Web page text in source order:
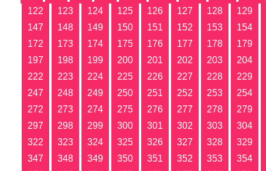
122
123 124 125 126 127 128 129
147
148 149 150 151 152 153 154
172
173 174 175 176 177 178 179
197
198 199 200 201 202 203 204
222
223 224 225 226 227 228 229
247
248 249 250 251 252 253 254
272
273 274 275 276 277 278 279
297
298 299 300 301 302 303 304
322
323 324 325 326 327 328 329
347
348 349 350 351 352 353 354